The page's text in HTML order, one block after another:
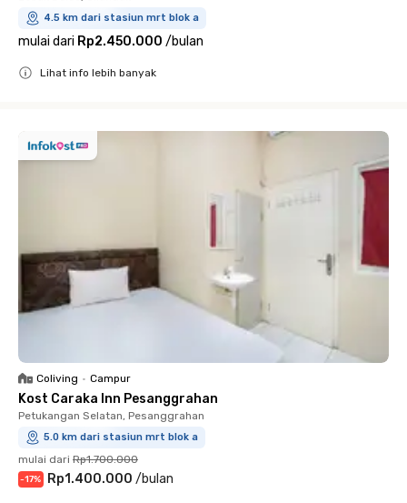
4.5 km dari stasiun mrt blok a
mulai dari Rp2.450.000 /bulan
Lihat info lebih banyak
Coliving • Campur
Kost Caraka Inn Pesanggrahan
Petukangan Selatan, Pesanggrahan
5.0 km dari stasiun mrt blok a
mulai dari Rp1.700.000
-17% Rp1.400.000 /bulan